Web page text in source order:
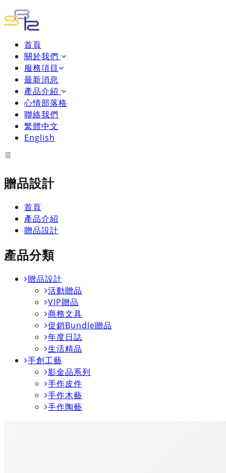
首頁
關於我們
服務項目
最新消息
產品介紹
心情部落格
聯絡我們
繁體中文
English
贈品設計
首頁
產品介紹
贈品設計
產品分類
贈品設計
活動贈品
VIP贈品
商務文具
促銷Bundle贈品
年度日誌
生活精品
手創工藝
影金品系列
手作皮件
手作木藝
手作陶藝